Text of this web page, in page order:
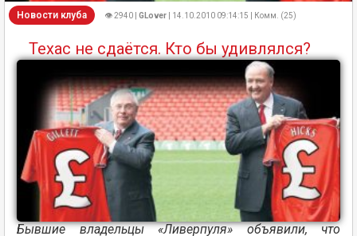
Новости клуба 👁 2940 | GLover | 14.10.2010 09:14:15 | Комм. (25)
Техас не сдаётся. Кто бы удивлялся?
Бывшие владельцы «Ливерпуля» объявили, что